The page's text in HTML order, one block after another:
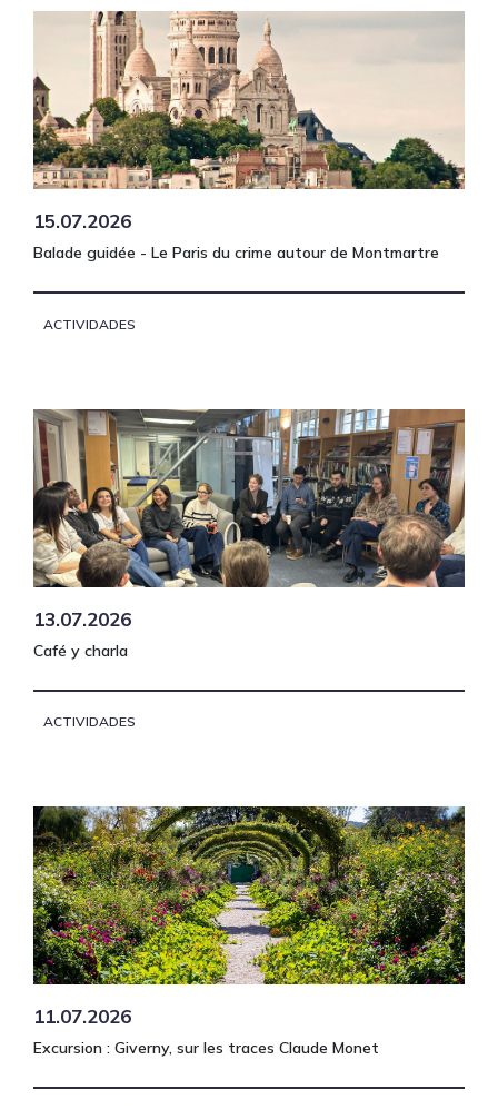
15.07.2026
Balade guidée - Le Paris du crime autour de Montmartre
ACTIVIDADES
13.07.2026
Café y charla
ACTIVIDADES
11.07.2026
Excursion : Giverny, sur les traces Claude Monet